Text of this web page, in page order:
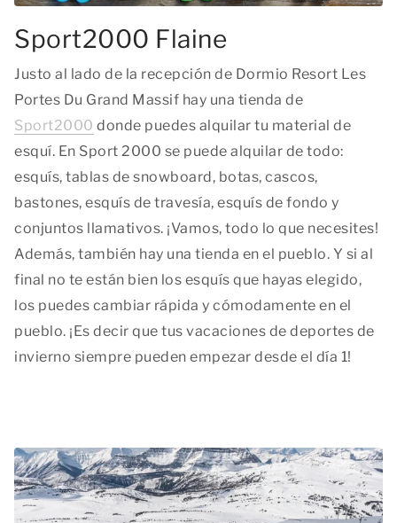
Sport2000 Flaine
Justo al lado de la recepción de Dormio Resort Les
Portes Du Grand Massif hay una tienda de
Sport2000 donde puedes alquilar tu material de
esquí. En Sport 2000 se puede alquilar de todo:
esquís, tablas de snowboard, botas, cascos,
bastones, esquís de travesía, esquís de fondo y
conjuntos llamativos. ¡Vamos, todo lo que necesites!
Además, también hay una tienda en el pueblo. Y si al
final no te están bien los esquís que hayas elegido,
los puedes cambiar rápida y cómodamente en el
pueblo. ¡Es decir que tus vacaciones de deportes de
invierno siempre pueden empezar desde el día 1!